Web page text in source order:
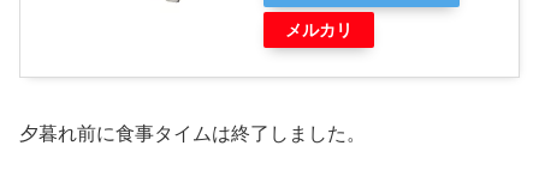
メルカリ
夕暮れ前に食事タイムは終了しました。